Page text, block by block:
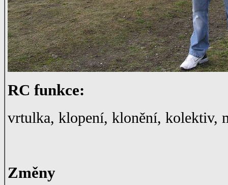
RC funkce:
vrtulka, klopení, klonění, kolektiv,
Změny